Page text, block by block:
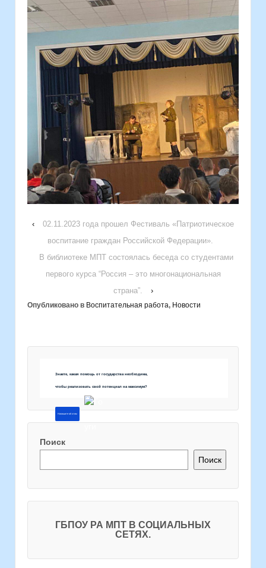
‹
02.11.2023 года прошел Фестиваль «Патриотическое
воспитание граждан Российской Федерации».
В библиотеке МПТ состоялась беседа со студентами
первого курса “Россия – это многонациональная
страна”.
›
Опубликовано в Воспитательная работа, Новости
Знаете, какая помощь от государства необходима,
чтобы реализовать свой потенциал на максимум?
Напишите об этом
Поиск
Поиск
ГБПОУ РА МПТ В СОЦИАЛЬНЫХ
СЕТЯХ.